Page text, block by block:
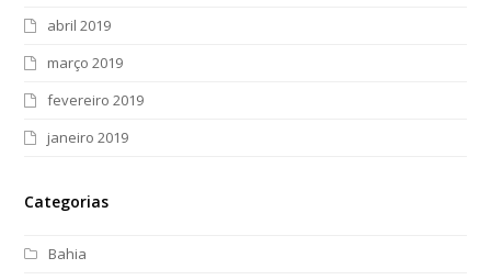
abril 2019
março 2019
fevereiro 2019
janeiro 2019
Categorias
Bahia